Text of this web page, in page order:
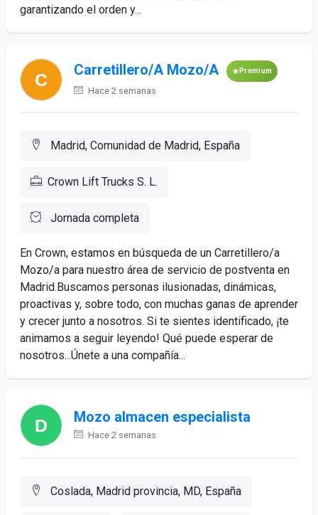
garantizando el orden y...
Carretillero/A Mozo/A Premium
Hace 2 semanas
Madrid, Comunidad de Madrid, España
Crown Lift Trucks S. L.
Jornada completa
En Crown, estamos en búsqueda de un Carretillero/a
Mozo/a para nuestro área de servicio de postventa en
Madrid.Buscamos personas ilusionadas, dinámicas,
proactivas y, sobre todo, con muchas ganas de aprender
y crecer junto a nosotros. Si te sientes identificado, ¡te
animamos a seguir leyendo! Qué puede esperar de
nosotros...Únete a una compañía...
Mozo almacen especialista
Hace 2 semanas
Coslada, Madrid provincia, MD, España